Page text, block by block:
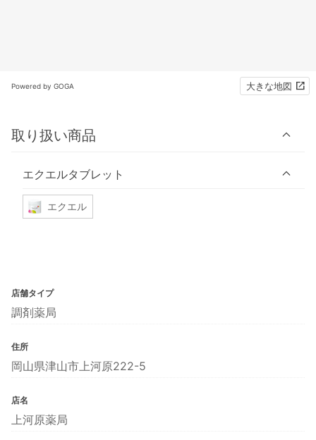
Powered by GOGA 大きな地図
取り扱い商品
エクエルタブレット
エクエル
店舗タイプ
調剤薬局
住所
岡山県津山市上河原222-5
店名
上河原薬局